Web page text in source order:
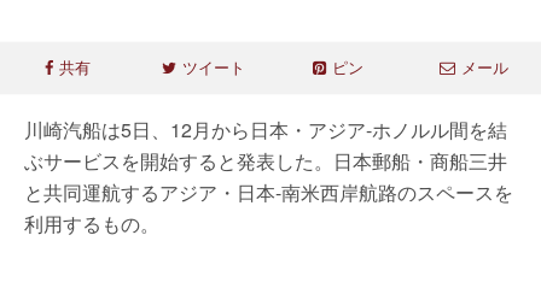
共有 ツイート ピン メール
川崎汽船は5日、12月から日本・アジア-ホノルル間を結
ぶサービスを開始すると発表した。日本郵船・商船三井
と共同運航するアジア・日本-南米西岸航路のスペースを
利用するもの。